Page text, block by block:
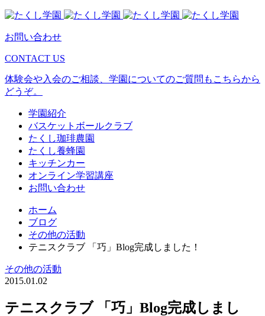
お問い合わせ
CONTACT US
体験会や入会のご相談、学園についてのご質問もこちらから
どうぞ。
学園紹介
バスケットボールクラブ
たくし珈琲農園
たくし養蜂園
キッチンカー
オンライン学習講座
お問い合わせ
ホーム
ブログ
その他の活動
テニスクラブ 「巧」Blog完成しました！
その他の活動
2015.01.02
テニスクラブ 「巧」Blog完成しまし